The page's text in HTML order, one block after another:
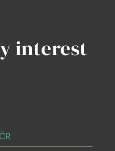
interest